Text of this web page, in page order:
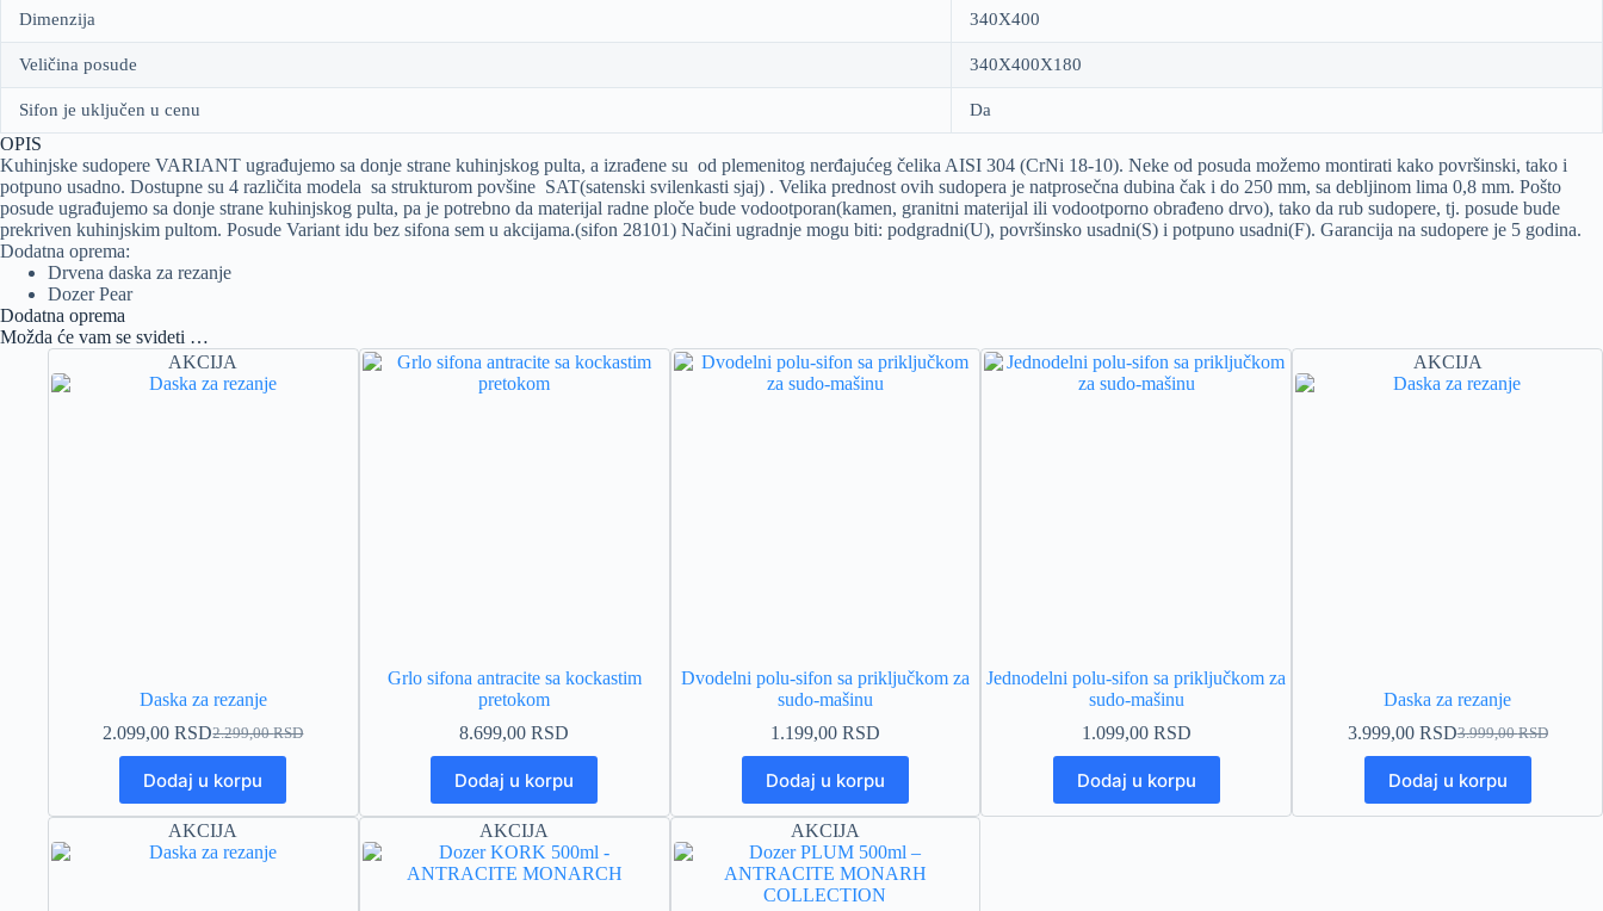
Dimenzija 340X400
Veličina posude 340X400X180
Sifon je uključen u cenu Da
OPIS
Kuhinjske sudopere VARIANT ugrađujemo sa donje strane kuhinjskog pulta, a izrađene su od plemenitog nerđajućeg čelika AISI 304 (CrNi 18-10). Neke od posuda možemo montirati kako površinski, tako i
potpuno usadno. Dostupne su 4 različita modela sa strukturom povšine SAT(satenski svilenkasti sjaj) . Velika prednost ovih sudopera je natprosečna dubina čak i do 250 mm, sa debljinom lima 0,8 mm. Pošto
posude ugrađujemo sa donje strane kuhinjskog pulta, pa je potrebno da materijal radne ploče bude vodootporan(kamen, granitni materijal ili vodootporno obrađeno drvo), tako da rub sudopere, tj. posude bude
prekriven kuhinjskim pultom. Posude Variant idu bez sifona sem u akcijama.(sifon 28101) Načini ugradnje mogu biti: podgradni(U), površinsko usadni(S) i potpuno usadni(F). Garancija na sudopere je 5 godina.
Dodatna oprema:
Drvena daska za rezanje
Dozer Pear
Dodatna oprema
Možda će vam se svideti …
AKCIJA
Daska za rezanje
2.299,00RSD
Originalna
je
bila:
2.299,00 RSD.
2.099,00RSDTrenutna
je:
2.099,00 RSD.
Dodaj u korpu
Grlo sifona antracite sa kockastim
pretokom
8.699,00RSD
Dodaj u korpu
Dvodelni polu-sifon sa priključkom za
sudo-mašinu
1.199,00 RSD
Dodaj u korpu
Jednodelni polu-sifon sa priključkom za
sudo-mašinu
1.099,00 RSD
Dodaj u korpu
AKCIJA
Daska za rezanje
3.999,00RSD
Originalna
je
bila:
3.999,00 RSDTrenutna
je:
3.999,00 RSD.
Dodaj u korpu
AKCIJA AKCIJA AKCIJA